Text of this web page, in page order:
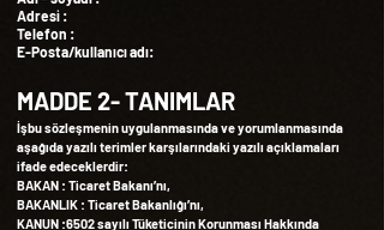
Adresi :
Telefon :
E-Posta/kullanıcı adı:
MADDE 2- TANIMLAR
İşbu sözleşmenin uygulanmasında ve yorumlanmasında
aşağıda yazılı terimler karşılarındaki yazılı açıklamaları
ifade edeceklerdir:
BAKAN : Ticaret Bakanı’nı,
BAKANLIK : Ticaret Bakanlığı’nı,
KANUN :6502 sayılı Tüketicinin Korunması Hakkında